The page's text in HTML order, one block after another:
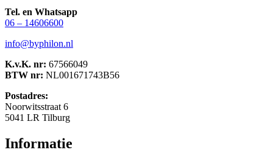
Tel. en Whatsapp
06 – 14606600
info@byphilon.nl
K.v.K. nr: 67566049
BTW nr: NL001671743B56
Postadres:
Noorwitsstraat 6
5041 LR Tilburg
Informatie